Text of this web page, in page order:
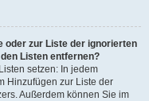
oder zur Liste der ignorierten
Listen entfernen?
setzen: In jedem
Hinzufügen zur Liste der
Außerdem können Sie im